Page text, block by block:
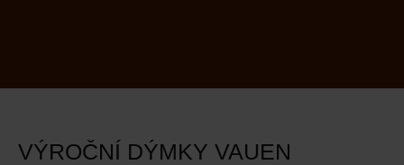
VÝROČNÍ DÝMKY VAUEN